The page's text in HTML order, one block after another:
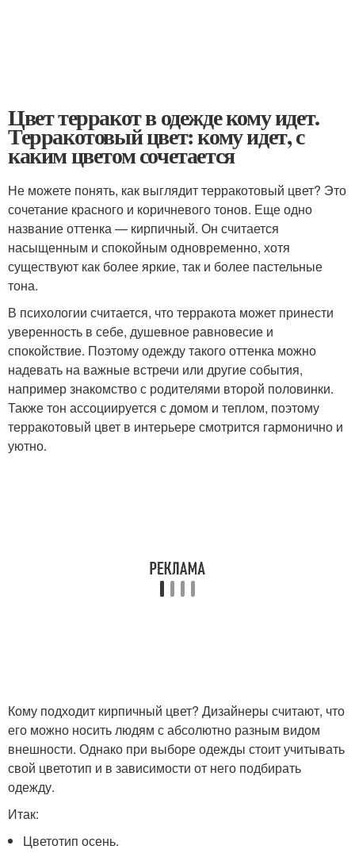
Цвет терракот в одежде кому идет.
Терракотовый цвет: кому идет, с
каким цветом сочетается
Не можете понять, как выглядит терракотовый цвет? Это
сочетание красного и коричневого тонов. Еще одно
название оттенка — кирпичный. Он считается
насыщенным и спокойным одновременно, хотя
существуют как более яркие, так и более пастельные
тона.
В психологии считается, что терракота может принести
уверенность в себе, душевное равновесие и
спокойствие. Поэтому одежду такого оттенка можно
надевать на важные встречи или другие события,
например знакомство с родителями второй половинки.
Также тон ассоциируется с домом и теплом, поэтому
терракотовый цвет в интерьере смотрится гармонично и
уютно.
Кому подходит кирпичный цвет? Дизайнеры считают, что
его можно носить людям с абсолютно разным видом
внешности. Однако при выборе одежды стоит учитывать
свой цветотип и в зависимости от него подбирать
одежду.
Итак:
Цветотип осень.